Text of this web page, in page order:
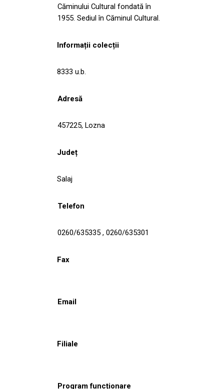
Căminului Cultural fondată în
1955. Sediul în Căminul Cultural.
Informații colecții
8333 u.b.
Adresă
457225, Lozna
Județ
Salaj
Telefon
0260/635335 , 0260/635301
Fax
Email
Filiale
Program funcționare